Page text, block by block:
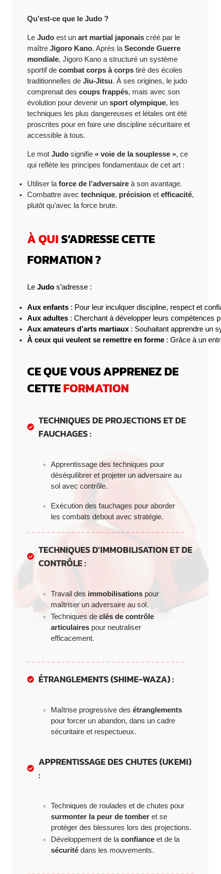
Qu’est-ce que le Judo ?
Le Judo est un art martial japonais créé par le
maître Jigoro Kano. Après la Seconde Guerre
mondiale, Jigoro Kano a structuré un système
sportif de combat corps à corps tiré des écoles
traditionnelles de Jiu-Jitsu. À ses origines, le judo
comprenait des coups frappés, mais avec son
évolution pour devenir un sport olympique, les
techniques les plus dangereuses et létales ont été
proscrites pour en faire une discipline sécuritaire et
accessible à tous.
Le mot Judo signifie « voie de la souplesse », ce
qui reflète les principes fondamentaux de cet art :
Utiliser la force de l’adversaire à son avantage.
Combattre avec technique, précision et efficacité,
plutôt qu’avec la force brute.
À QUIS’ADRESSE CETTE
FORMATION ?
Le Judo s’adresse :
Aux enfants : Pour leur inculquer discipline, respect et
Aux adultes : Cherchant à développer leurs compétences
Aux amateurs d’arts martiaux : Souhaitant apprendre un
À ceux qui veulent se remettre en forme : Grâce à un
CE QUE VOUS APPRENEZ DE
CETTEFORMATION
TECHNIQUES DE PROJECTIONS ET DE
FAUCHAGES :
Apprentissage des techniques pour
déséquilibrer et projeter un adversaire au
sol avec contrôle.
Exécution des fauchages pour aborder
les combats debout avec stratégie.
TECHNIQUES D'IMMOBILISATION ET DE
CONTRÔLE :
Travail des immobilisations pour
maîtriser un adversaire au sol.
Techniques de clés de contrôle
articulaires pour neutraliser
efficacement.
ÉTRANGLEMENTS (SHIME-WAZA) :
Maîtrise progressive des étranglements
pour forcer un abandon, dans un cadre
sécuritaire et respectueux.
APPRENTISSAGE DES CHUTES (UKEMI)
:
Techniques de roulades et de chutes pour
surmonter la peur de tomber et se
protéger des blessures lors des projections.
Développement de la confiance et de la
sécurité dans les mouvements.